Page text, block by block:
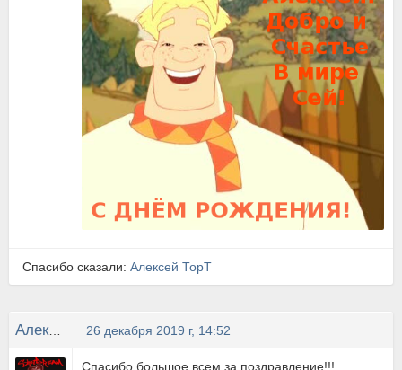
Спасибо сказали: Алексей ТорТ
Алексей ТорТ 26 декабря 2019 г, 14:52
Спасибо большое всем за поздравление!!!